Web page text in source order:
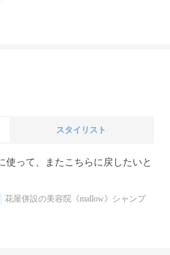
スタイリスト
使って、またこちらに戻したいと
花屋併設の美容院《mallow》シャンプ